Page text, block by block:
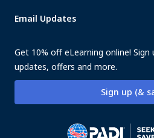
Email Updates
Get 10% off eLearning online!
updates, offers and more.
Sign up (&